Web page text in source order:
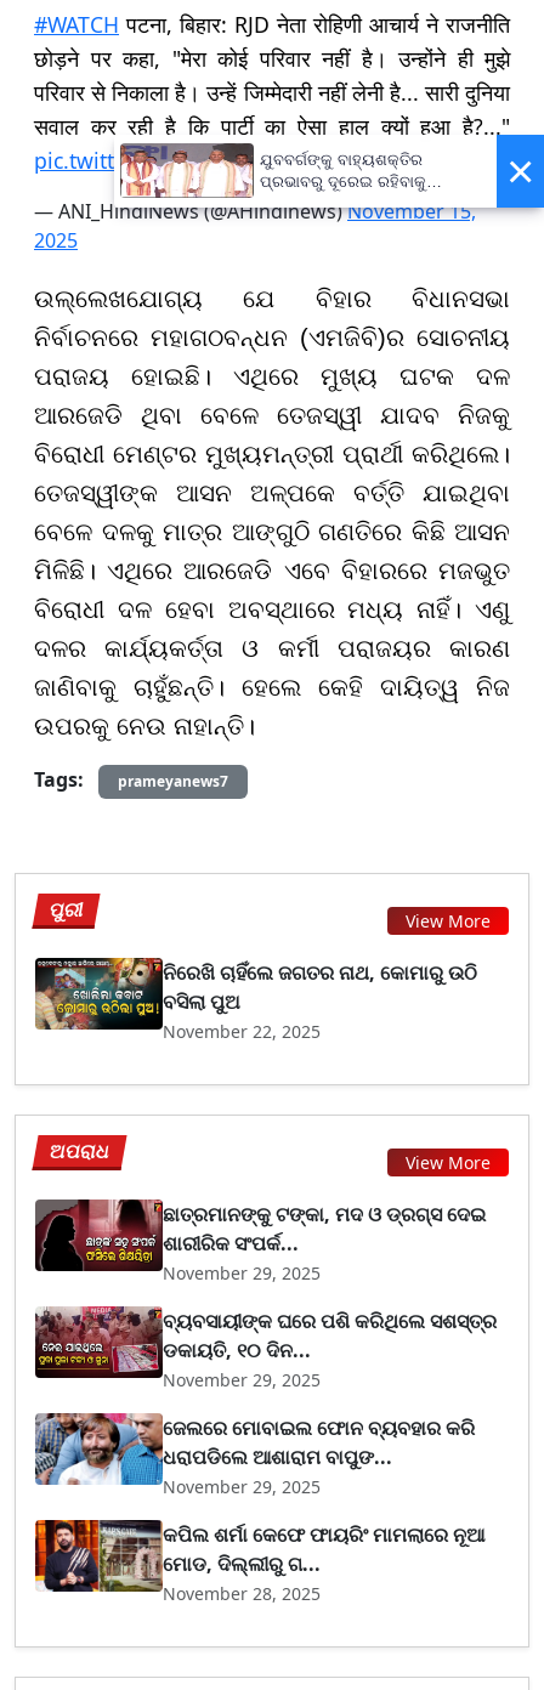
#WATCH पटना, बिहार: RJD नेता रोहिणी आचार्य ने राजनीति
छोड़ने पर कहा, "मेरा कोई परिवार नहीं है। उन्होंने ही मुझे
परिवार से निकाला है। उन्हें जिम्मेदारी नहीं लेनी है... सारी दुनिया
सवाल कर रही है कि पार्टी का ऐसा हाल क्यों हुआ है?..."
pic.twitter.com/XcgyhKV8RA
— ANI_HindiNews (@AHindinews)November 15,
2025
ଉଲ୍ଲେଖଯୋଗ୍ୟ ଯେ ବିହାର ବିଧାନସଭା
ନିର୍ବାଚନରେ ମହାଗଠବନ୍ଧନ (ଏମଜିବି)ର ସୋଚନୀୟ
ପରାଜୟ ହୋଇଛି। ଏଥିରେ ମୁଖ୍ୟ ଘଟକ ଦଳ
ଆରଜେଡି ଥିବା ବେଳେ ତେଜସ୍ୱୀ ଯାଦବ ନିଜକୁ
ବିରୋଧୀ ମେଣ୍ଟର ମୁଖ୍ୟମନ୍ତ୍ରୀ ପ୍ରାର୍ଥୀ କରିଥିଲେ।
ତେଜସ୍ୱୀଙ୍କ ଆସନ ଅଳ୍ପକେ ବର୍ତ୍ତି ଯାଇଥିବା
ବେଳେ ଦଳକୁ ମାତ୍ର ଆଙ୍ଗୁଠି ଗଣତିରେ କିଛି ଆସନ
ମିଳିଛି। ଏଥିରେ ଆରଜେଡି ଏବେ ବିହାରରେ ମଜଭୁତ
ବିରୋଧୀ ଦଳ ହେବା ଅବସ୍ଥାରେ ମଧ୍ୟ ନାହିଁ। ଏଣୁ
ଦଳର କାର୍ଯ୍ୟକର୍ତ୍ତା ଓ କର୍ମୀ ପରାଜୟର କାରଣ
ଜାଣିବାକୁ ଚାହୁଁଛନ୍ତି। ହେଲେ କେହି ଦାୟିତ୍ୱ ନିଜ
ଉପରକୁ ନେଉ ନାହାନ୍ତି।
Tags:
prameyanews7
ପୁରୀ View More
ନିରେଖି ଚାହିଁଲେ ଜଗତର ନାଥ, କୋମାରୁ ଉଠି
ବସିଲା ପୁଅ
November 22, 2025
ଅପରାଧ View More
ଛାତ୍ରମାନଙ୍କୁ ଟଙ୍କା, ମଦ ଓ ଡ୍ରଗ୍ସ ଦେଇ
ଶାରୀରିକ ସଂପର୍କ...
November 29, 2025
ବ୍ୟବସାୟୀଙ୍କ ଘରେ ପଶି କରିଥିଲେ ସଶସ୍ତ୍ର
ଡକାୟତି, ୧୦ ଦିନ...
November 29, 2025
ଜେଲରେ ମୋବାଇଲ ଫୋନ ବ୍ୟବହାର କରି
ଧରାପଡିଲେ ଆଶାରାମ ବାପୁଙ...
November 29, 2025
କପିଲ ଶର୍ମା କେଫେ ଫାୟରିଂ ମାମଲାରେ ନୂଆ
ମୋଡ, ଦିଲ୍ଲୀରୁ ଗ...
November 28, 2025
×
ଯୁବବର୍ଗଙ୍କୁ ବାହ୍ୟଶକ୍ତିର
ପ୍ରଭାବରୁ ଦୂରେଇ ରହିବାକୁ
ଘରେ ତ୍ରିରଙ୍ଗା’ ଅଭିଯାନ